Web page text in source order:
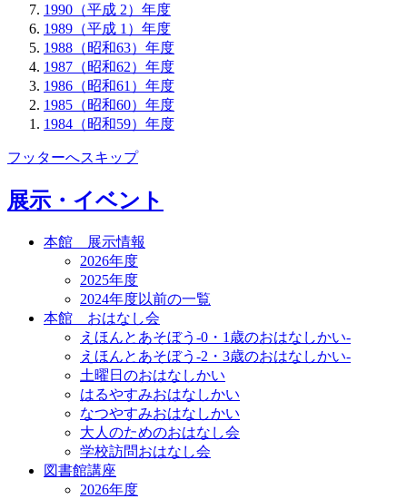
1990（平成 2）年度
1989（平成 1）年度
1988（昭和63）年度
1987（昭和62）年度
1986（昭和61）年度
1985（昭和60）年度
1984（昭和59）年度
フッターへスキップ
展示・イベント
本館 展示情報
2026年度
2025年度
2024年度以前の一覧
本館 おはなし会
えほんとあそぼう-0・1歳のおはなしかい-
えほんとあそぼう-2・3歳のおはなしかい-
土曜日のおはなしかい
はるやすみおはなしかい
なつやすみおはなしかい
大人のためのおはなし会
学校訪問おはなし会
図書館講座
2026年度